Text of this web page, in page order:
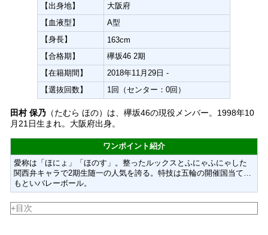
【出身地】
大阪府
【血液型】
A型
【身長】
163cm
【合格期】
欅坂46 2期
【在籍期間】
2018年11月29日 -
【選抜回数】
1回（センター：0回）
田村 保乃（たむら ほの）は、欅坂46の現役メンバー。1998年10
月21日生まれ。大阪府出身。
ワンポイント紹介
愛称は「ほにょ」「ほのす」。整ったルックスとふにゃふにゃした
関西弁キャラで2期生随一の人気を誇る。特技は五輪の開催国当て…
もといバレーボール。
+目次